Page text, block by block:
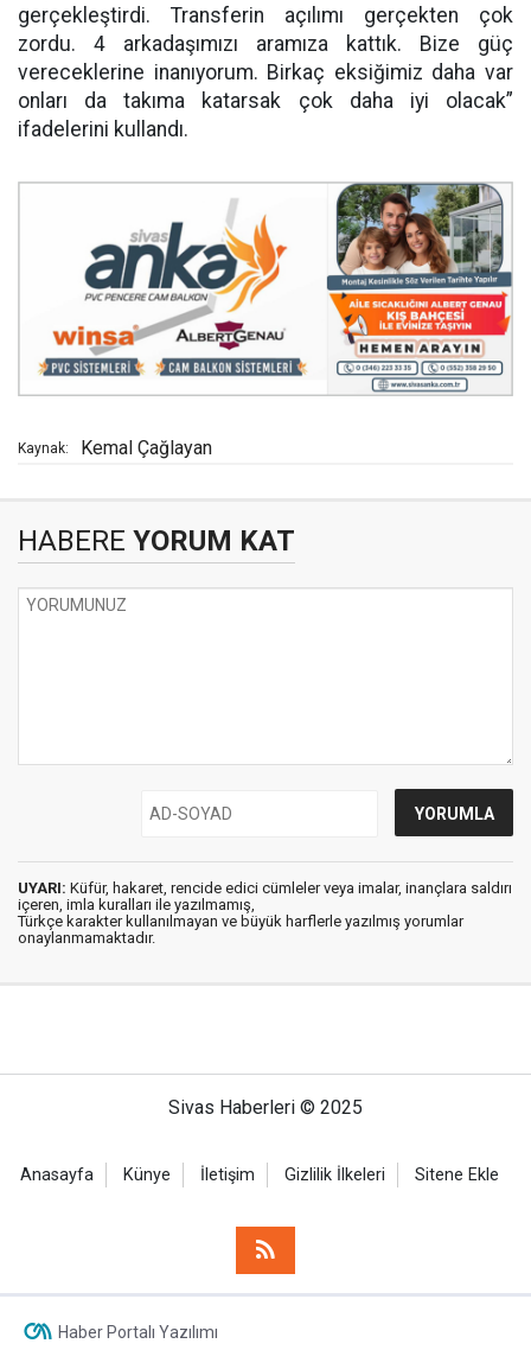
gerçekleştirdi. Transferin açılımı gerçekten çok
zordu. 4 arkadaşımızı aramıza kattık. Bize güç
vereceklerine inanıyorum. Birkaç eksiğimiz daha var
onları da takıma katarsak çok daha iyi olacak”
ifadelerini kullandı.
Kaynak: Kemal Çağlayan
HABERE YORUM KAT
UYARI: Küfür, hakaret, rencide edici cümleler veya imalar, inançlara saldırı
içeren, imla kuralları ile yazılmamış,
Türkçe karakter kullanılmayan ve büyük harflerle yazılmış yorumlar
onaylanmamaktadır.
Sivas Haberleri © 2025
Anasayfa Künye İletişim Gizlilik İlkeleri Sitene Ekle
Haber Portalı Yazılımı